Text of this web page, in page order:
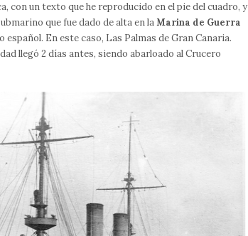
con un texto que he reproducido en el pie del cuadro, y
que fue dado de alta en laMarina de Guerra
español. En este caso, Las Palmas de Gran Canaria.
llegó 2 días antes, siendo abarloado al Crucero